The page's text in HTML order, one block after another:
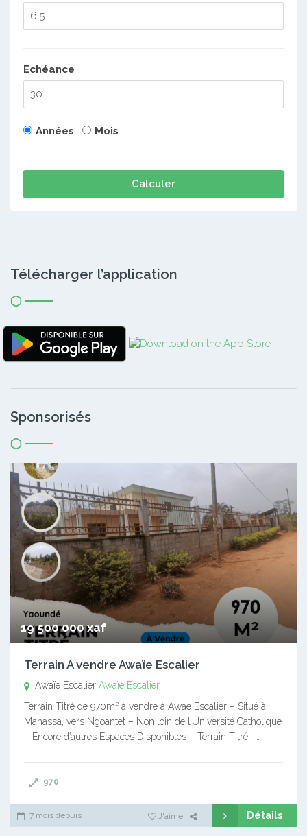
Echéance
Années Mois
Calculer
Télécharger l’application
Sponsorisés
19 500 000 xaf
Terrain A vendre Awaïe Escalier
Awaïe Escalier Awaïe Escalier
Terrain Titré de 970m² à vendre à Awae Escalier – Situé à
Manassa, vers Ngoantet – Non loin de l’Université Catholique
– Encore d’autres Espaces Disponibles – Terrain Titré –…
970
7 mois depuis J'aime Détails